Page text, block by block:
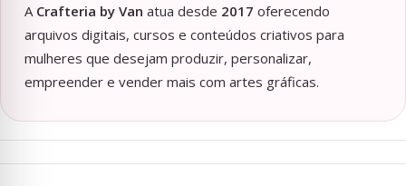
A Crafteria by Van atua desde 2017 oferecendo
arquivos digitais, cursos e conteúdos criativos para
mulheres que desejam produzir, personalizar,
empreender e vender mais com artes gráficas.